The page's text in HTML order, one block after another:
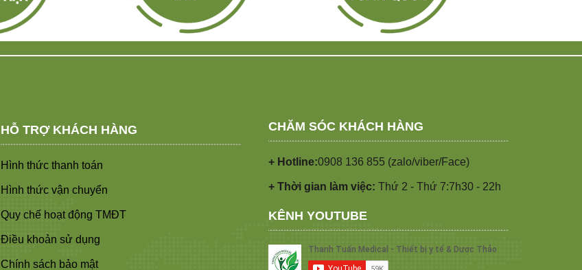
HỖ TRỢ KHÁCH HÀNG
Hình thức thanh toán
Hình thức vận chuyển
Quy chế hoạt động TMĐT
Điều khoản sử dụng
Chính sách bảo mật
CHĂM SÓC KHÁCH HÀNG
+ Hotline:0908 136 855 (zalo/viber/Face)
+ Thời gian làm việc: Thứ 2 - Thứ 7:7h30 - 22h
KÊNH YOUTUBE